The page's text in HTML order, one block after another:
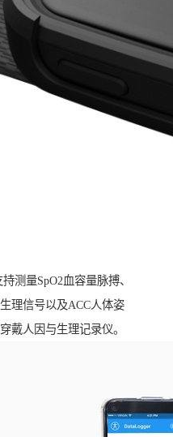
测量SpO2血容量脉搏、
理信号以及ACC人体姿
戴人因与生理记录仪。